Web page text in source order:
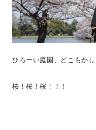
ひろーい庭園、どこもかし
桜！桜！桜！！！